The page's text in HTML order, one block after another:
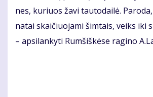
nes, ku­riuos ža­vi tau­to­dai­lė.
na­tai skai­čiuo­ja­mi šim­tais, veiks iki
– ap­si­lan­ky­ti Rum­šiš­kė­se ra­gi­no